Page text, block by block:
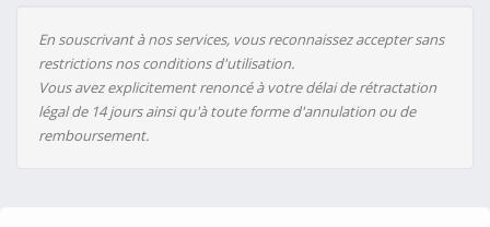
En souscrivant à nos services, vous reconnaissez accepter sans
restrictions nos conditions d'utilisation.
Vous avez explicitement renoncé à votre délai de rétractation
légal de 14 jours ainsi qu'à toute forme d'annulation ou de
remboursement.